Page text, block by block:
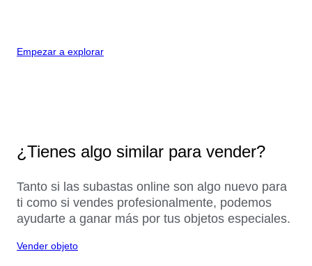
Empezar a explorar
¿Tienes algo similar para vender?
Tanto si las subastas online son algo nuevo para
ti como si vendes profesionalmente, podemos
ayudarte a ganar más por tus objetos especiales.
Vender objeto